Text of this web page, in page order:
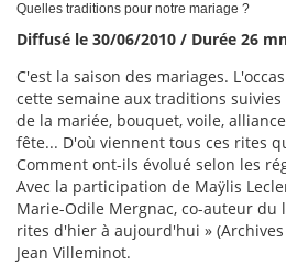
Quelles traditions pour notre mariage ?
Diffusé le 30/06/2010 / Durée 26
C'est la saison des mariages.
cette semaine aux traditions
de la mariée, bouquet, voile,
fête... D'où viennent tous ces rites
Comment ont-ils évolué selon les
Avec la participation de Maÿlis
Marie-Odile Mergnac, co-auteur du
rites d'hier à aujourd'hui »
Jean Villeminot.